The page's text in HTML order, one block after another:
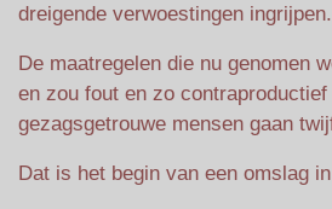
dreigende verwoestingen ingrijpen.
De maatregelen die nu genomen
en zou fout en zo
gezagsgetrouwe mensen gaan
Dat is het begin van een omslag